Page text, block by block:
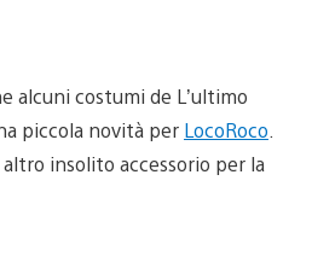
alcuni costumi de L’ultimo
piccola novità per LocoRoco
insolito accessorio per la